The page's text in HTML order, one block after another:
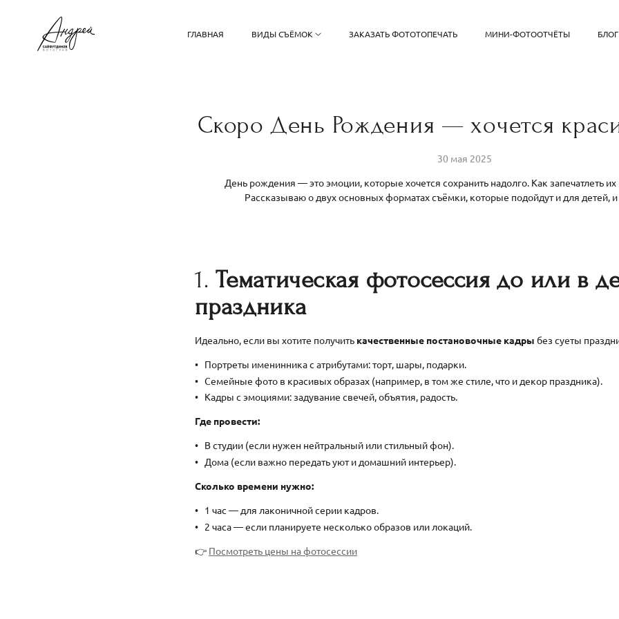
ГЛАВНАЯ ВИДЫ СЪЁМОК ЗАКАЗАТЬ ФОТОТОПЕЧАТЬ МИНИ-ФОТООТЧЁТЫ БЛОГ
Скоро День Рождения — хочется
30 мая 2025
День рождения — это эмоции, которые хочется сохранить надолго. Как запечатлеть
Рассказываю о двух основных форматах съёмки, которые подойдут и для детей,
1.Тематическая фотосессия до или в
праздника
Идеально, если вы хотите получить качественные постановочные кадры без суеты
Портреты именинника с атрибутами: торт, шары, подарки.
Семейные фото в красивых образах (например, в том же стиле, что и декор праздника).
Кадры с эмоциями: задувание свечей, объятия, радость.
Где провести:
В студии (если нужен нейтральный или стильный фон).
Дома (если важно передать уют и домашний интерьер).
Сколько времени нужно:
1 час — для лаконичной серии кадров.
2 часа — если планируете несколько образов или локаций.
👉 Посмотреть цены на фотосессии